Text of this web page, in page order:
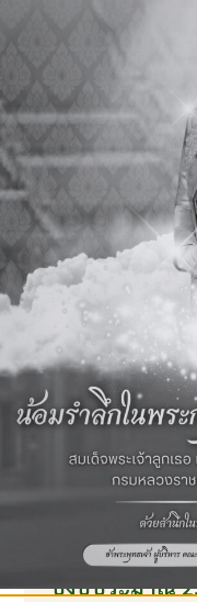
โรงเรียนฮกเ
ประจำปีการศึ
9 มิ.ย. 2569 กิจกรรม
โรงเรียนฮกเฮ
ปีการศึกษา
มิถุนายน 2569
อ่านเพิ่มเติม ›
8 มิ.ย. 2569 กิจกรรม
โรงเรียนฮกเ
ปัญหายาเสพติด
ปีงบประมาณ